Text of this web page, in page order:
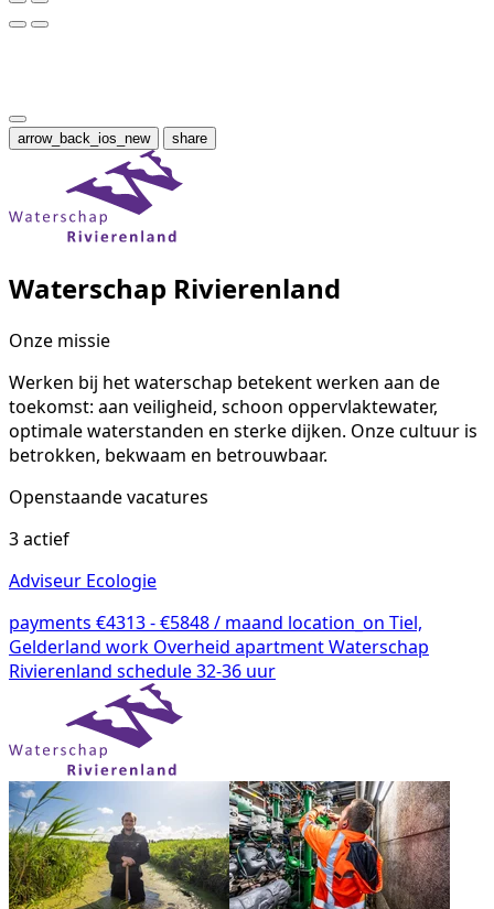
arrow_back_ios_new share
Waterschap Rivierenland
Onze missie
Werken bij het waterschap betekent werken aan de
toekomst: aan veiligheid, schoon oppervlaktewater,
optimale waterstanden en sterke dijken. Onze cultuur is
betrokken, bekwaam en betrouwbaar.
Openstaande vacatures
3 actief
Adviseur Ecologie
payments €4313 - €5848 / maand location_on Tiel,
Gelderland work Overheid apartmentWaterschap
Rivierenland schedule32-36 uur